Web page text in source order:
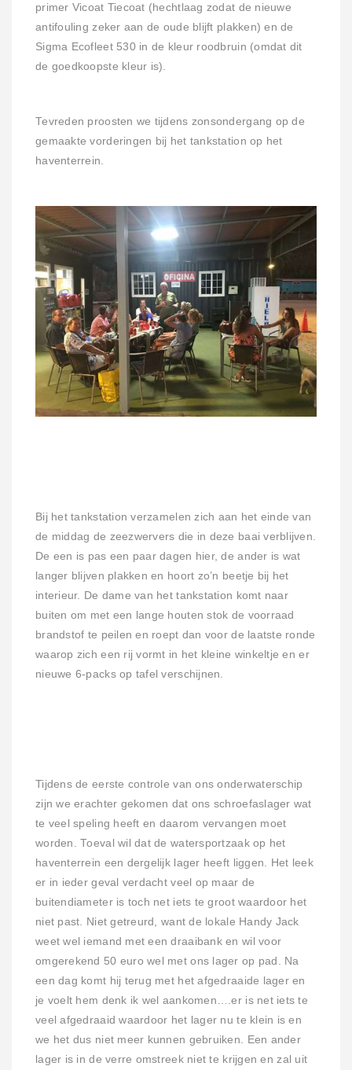
primer Vicoat Tiecoat (hechtlaag zodat de nieuwe
antifouling zeker aan de oude blijft plakken) en de
Sigma Ecofleet 530 in de kleur roodbruin (omdat dit
de goedkoopste kleur is).
Tevreden proosten we tijdens zonsondergang op de
gemaakte vorderingen bij het tankstation op het
haventerrein.
Bij het tankstation verzamelen zich aan het einde van
de middag de zeezwervers die in deze baai verblijven.
De een is pas een paar dagen hier, de ander is wat
langer blijven plakken en hoort zo’n beetje bij het
interieur. De dame van het tankstation komt naar
buiten om met een lange houten stok de voorraad
brandstof te peilen en roept dan voor de laatste ronde
waarop zich een rij vormt in het kleine winkeltje en er
nieuwe 6-packs op tafel verschijnen.
Tijdens de eerste controle van ons onderwaterschip
zijn we erachter gekomen dat ons schroefaslager wat
te veel speling heeft en daarom vervangen moet
worden. Toeval wil dat de watersportzaak op het
haventerrein een dergelijk lager heeft liggen. Het leek
er in ieder geval verdacht veel op maar de
buitendiameter is toch net iets te groot waardoor het
niet past. Niet getreurd, want de lokale Handy Jack
weet wel iemand met een draaibank en wil voor
omgerekend 50 euro wel met ons lager op pad. Na
een dag komt hij terug met het afgedraaide lager en
je voelt hem denk ik wel aankomen….er is net iets te
veel afgedraaid waardoor het lager nu te klein is en
we het dus niet meer kunnen gebruiken. Een ander
lager is in de verre omstreek niet te krijgen en zal uit